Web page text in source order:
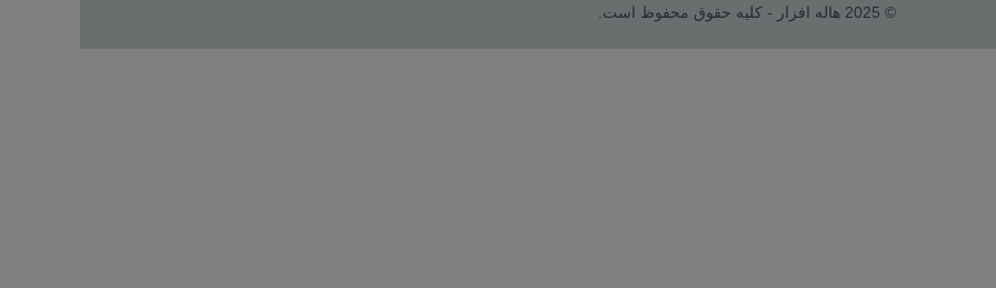
© 2025 هاله افزار - کلیه حقوق محفوظ است.